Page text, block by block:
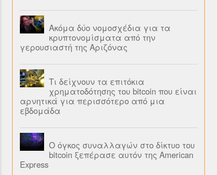
Ακόμα δύο νομοσχέδια για τα
κρυπτονομίσματα από την
γερουσιαστή της Αριζόνας
Τι δείχνουν τα επιτόκια
χρηματοδότησης του bitcoin που είναι
αρνητικά για περισσότερο από μια
εβδομάδα
Ο όγκος συναλλαγών στο δίκτυο του
bitcoin ξεπέρασε αυτόν της American
Express